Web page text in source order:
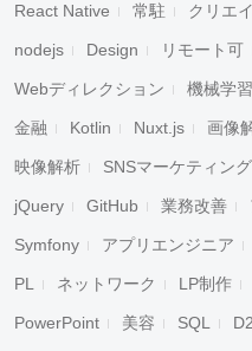
React Native 常駐 クリエ
nodejs Design リモート可
Webディレクション 機械学
金融 Kotlin Nuxt.js 画像
映像解析 SNSマーケティング
jQuery GitHub 業務改善
Symfony アプリエンジニア
PL ネットワーク LP制作
PowerPoint 美容 SQL